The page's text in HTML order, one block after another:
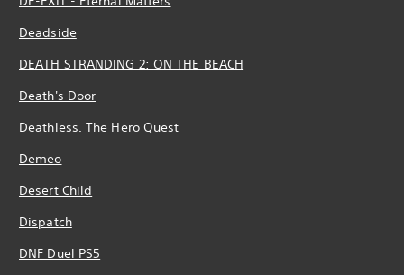
Deadside
DEATH STRANDING 2: ON THE BEACH
Death's Door
Deathless. The Hero Quest
Demeo
Desert Child
Dispatch
DNF Duel PS5